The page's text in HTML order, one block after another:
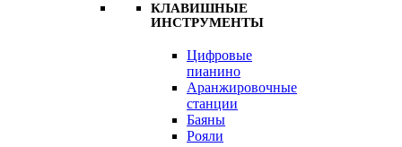
КЛАВИШНЫЕ
ИНСТРУМЕНТЫ
Цифровые
пианино
Аранжировочные
станции
Баяны
Рояли